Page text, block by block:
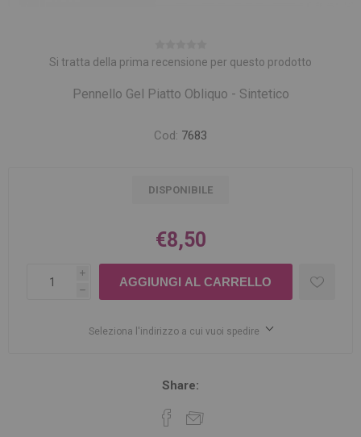
Si tratta della prima recensione per questo prodotto
Pennello Gel Piatto Obliquo - Sintetico
Cod: 7683
DISPONIBILE
€8,50
i
h
Seleziona l'indirizzo a cui vuoi spedire
Share: